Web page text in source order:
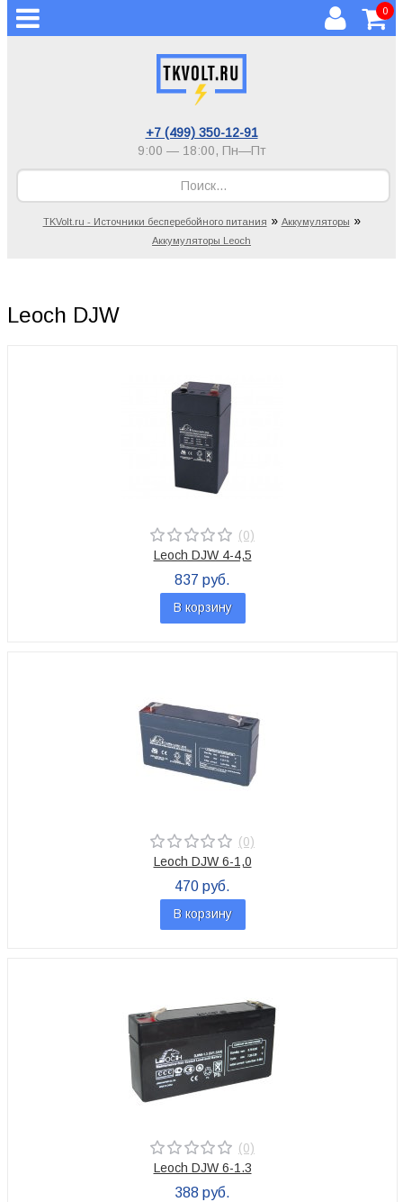
0
+7 (499) 350-12-91
9:00 — 18:00, Пн—Пт
TKVolt.ru - Источники бесперебойного питания » Аккумуляторы »
Аккумуляторы Leoch
Leoch DJW
(0)
Leoch DJW 4-4,5
837 руб.
В корзину
(0)
Leoch DJW 6-1,0
470 руб.
В корзину
(0)
Leoch DJW 6-1.3
388 руб.